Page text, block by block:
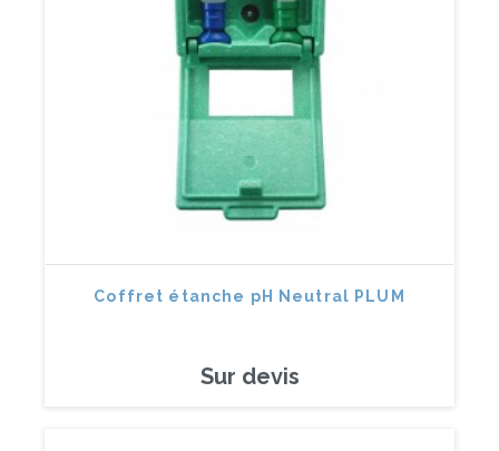
Coffret étanche pH Neutral PLUM
Sur devis